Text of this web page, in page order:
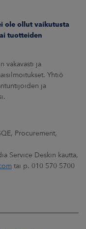
ole ollut vaikutusta
tuotteiden
vakavasti ja
Yhtiö
ja
Procurement,
Service Deskin kautta,
tai p. 010 570 5700